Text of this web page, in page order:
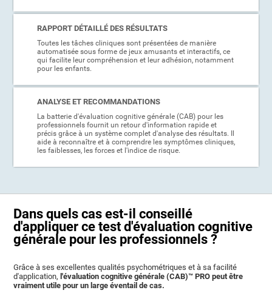
RAPPORT DÉTAILLÉ DES RÉSULTATS
Toutes les tâches cliniques sont présentées de manière
automatisée sous forme de jeux amusants et interactifs, ce
qui facilite leur compréhension et leur adhésion, notamment
pour les enfants.
ANALYSE ET RECOMMANDATIONS
La batterie d'évaluation cognitive générale (CAB) pour les
professionnels fournit un retour d'information rapide et
précis grâce à un système complet d'analyse des résultats. Il
aide à reconnaître et à comprendre les symptômes cliniques,
les faiblesses, les forces et l'indice de risque.
Dans quels cas est-il conseillé
d'appliquer ce test d'évaluation cognitive
générale pour les professionnels ?
Grâce à ses excellentes qualités psychométriques et à sa facilité
d'application, l'évaluation cognitive générale (CAB)™ PRO peut être
vraiment utile pour un large éventail de cas.